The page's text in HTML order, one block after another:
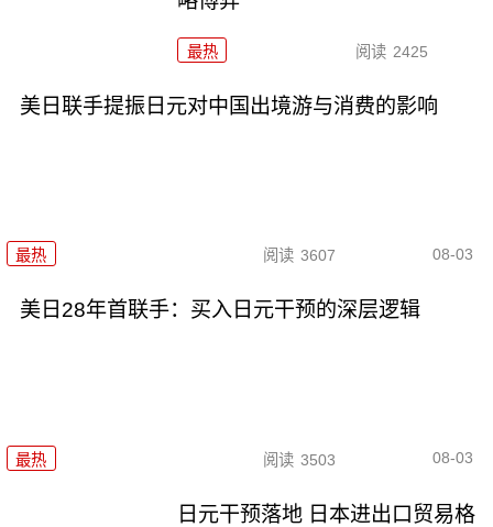
最热 阅读 2425
美日联手提振日元对中国出境游与消费的影响
最热 阅读 3607 08-03
美日28年首联手：买入日元干预的深层逻辑
最热 阅读 3503 08-03
日元干预落地 日本进出口贸易格